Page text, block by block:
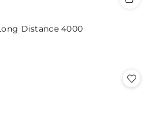
Distance 4000